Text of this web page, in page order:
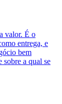
valor. É o
entrega, e
bem
sobre a qual se